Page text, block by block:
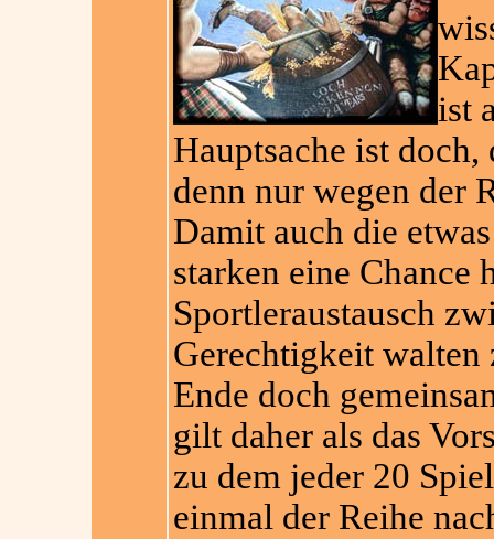
ist
Hauptsache ist
denn nur wegen der
Damit auch die
starken eine Chance
Sportleraustausch
Gerechtigkeit walten
Ende doch
gilt daher als das
zu dem jeder 20
einmal der Reihe